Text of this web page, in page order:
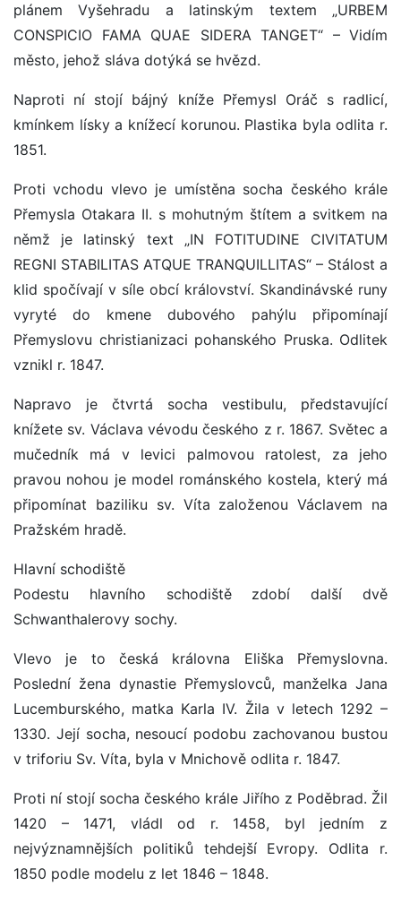
plánem Vyšehradu a latinským textem „URBEM
CONSPICIO FAMA QUAE SIDERA TANGET“ – Vidím
město, jehož sláva dotýká se hvězd.
Naproti ní stojí bájný kníže Přemysl Oráč s radlicí,
kmínkem lísky a knížecí korunou. Plastika byla odlita r.
1851.
Proti vchodu vlevo je umístěna socha českého krále
Přemysla Otakara II. s mohutným štítem a svitkem na
němž je latinský text „IN FOTITUDINE CIVITATUM
REGNI STABILITAS ATQUE TRANQUILLITAS“ – Stálost a
klid spočívají v síle obcí království. Skandinávské runy
vyryté do kmene dubového pahýlu připomínají
Přemyslovu christianizaci pohanského Pruska. Odlitek
vznikl r. 1847.
Napravo je čtvrtá socha vestibulu, představující
knížete sv. Václava vévodu českého z r. 1867. Světec a
mučedník má v levici palmovou ratolest, za jeho
pravou nohou je model románského kostela, který má
připomínat baziliku sv. Víta založenou Václavem na
Pražském hradě.
Hlavní schodiště
Podestu hlavního schodiště zdobí další dvě
Schwanthalerovy sochy.
Vlevo je to česká královna Eliška Přemyslovna.
Poslední žena dynastie Přemyslovců, manželka Jana
Lucemburského, matka Karla IV. Žila v letech 1292 –
1330. Její socha, nesoucí podobu zachovanou bustou
v triforiu Sv. Víta, byla v Mnichově odlita r. 1847.
Proti ní stojí socha českého krále Jiřího z Poděbrad. Žil
1420 – 1471, vládl od r. 1458, byl jedním z
nejvýznamnějších politiků tehdejší Evropy. Odlita r.
1850 podle modelu z let 1846 – 1848.